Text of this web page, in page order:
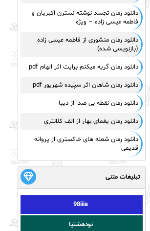
دانلود رمان تجسد نوشته نسترن اکبریان و
فاطمه عیسی زاده – ویژه
دانلود رمان منشوری از فاطمه عیسی زاده
(بازنویسی شده)
دانلود رمان گریه میکنم برایت اثر الهام pdf
دانلود رمان شاهان اثر سپیده شهریور pdf
دانلود رمان نقطه بی صدا از دیبا
دانلود رمان یغمای بهار از الف کلانتری
دانلود رمان شعله های خاکستری از پروانه
قدیمی
تبلیغات متنی
98iiia
نودهشتیا